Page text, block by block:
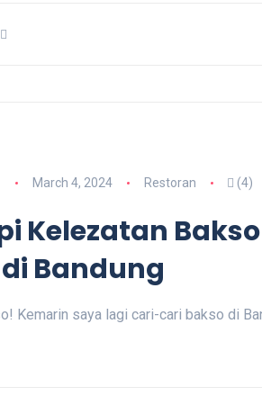
March 4, 2024 Restoran (4)
Kelezatan
Bandung
Kemarin saya lagi cari-cari bakso di